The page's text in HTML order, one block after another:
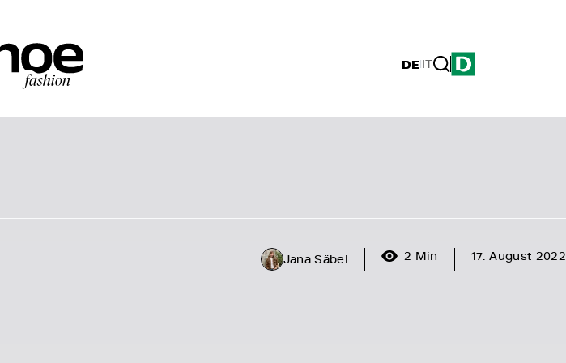
DE|IT
Jana Säbel 2 Min 17. August 2022